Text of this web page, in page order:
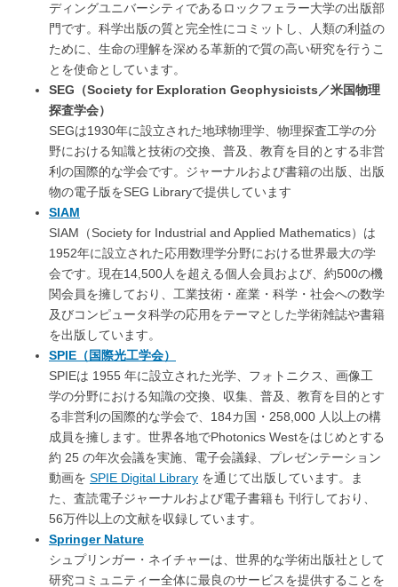
ディングユニバーシティであるロックフェラー大学の出版部
門です。科学出版の質と完全性にコミットし、人類の利益の
ために、生命の理解を深める革新的で質の高い研究を行うこ
とを使命としています。
SEG（Society for Exploration Geophysicists／米国物理
探査学会）
SEGは1930年に設立された地球物理学、物理探査工学の分
野における知識と技術の交換、普及、教育を目的とする非営
利の国際的な学会です。ジャーナルおよび書籍の出版、出版
物の電子版をSEG Libraryで提供しています
SIAM
SIAM（Society for Industrial and Applied Mathematics）は
1952年に設立された応用数理学分野における世界最大の学
会です。現在14,500人を超える個人会員および、約500の機
関会員を擁しており、工業技術・産業・科学・社会への数学
及びコンピュータ科学の応用をテーマとした学術雑誌や書籍
を出版しています。
SPIE（国際光工学会）
SPIEは 1955 年に設立された光学、フォトニクス、画像工
学の分野における知識の交換、収集、普及、教育を目的とす
る非営利の国際的な学会で、184カ国・258,000 人以上の構
成員を擁します。世界各地でPhotonics Westをはじめとする
約 25 の年次会議を実施、電子会議録、プレゼンテーション
動画を SPIE Digital Library を通じて出版しています。ま
た、査読電子ジャーナルおよび電子書籍も 刊行しており、
56万件以上の文献を収録しています。
Springer Nature
シュプリンガー・ネイチャーは、世界的な学術出版社として
研究コミュニティー全体に最良のサービスを提供することを